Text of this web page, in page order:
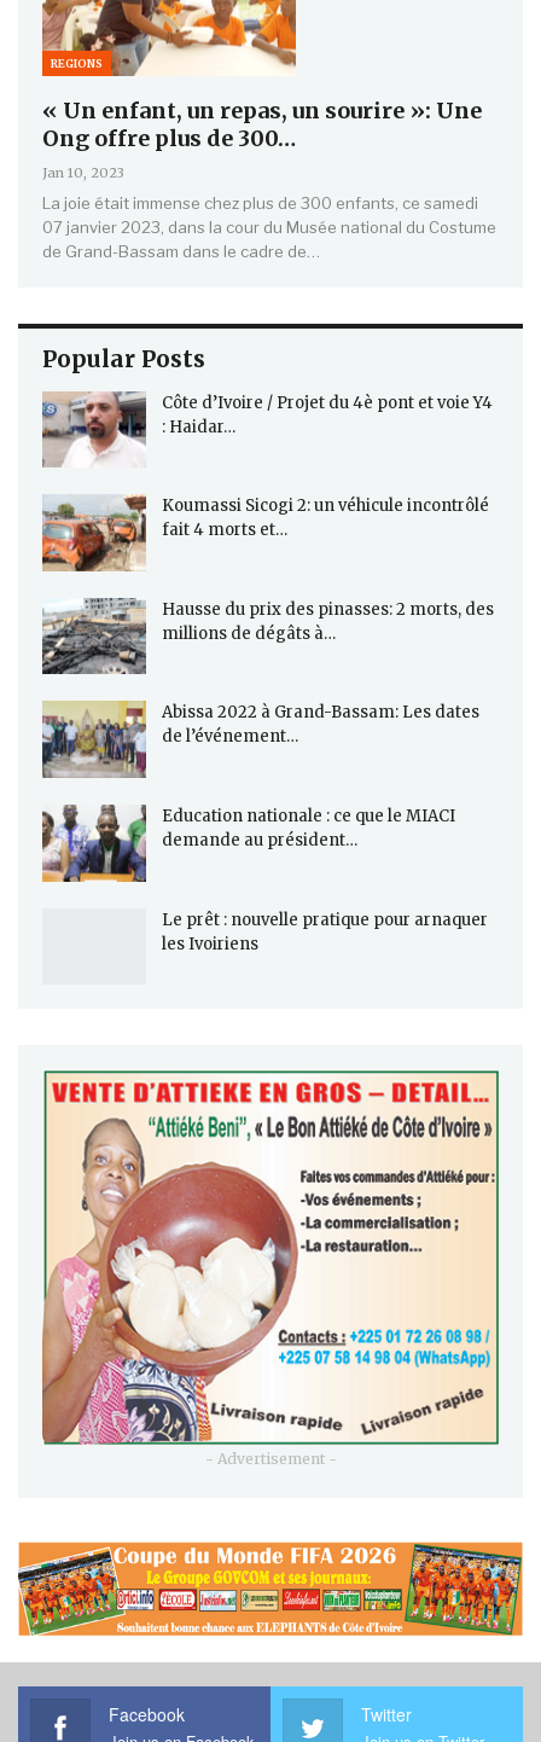
REGIONS
« Un enfant, un repas, un sourire »: Une
Ong offre plus de 300…
Jan 10, 2023
La joie était immense chez plus de 300 enfants, ce samedi
07 janvier 2023, dans la cour du Musée national du Costume
de Grand-Bassam dans le cadre de…
Popular Posts
Côte d’Ivoire / Projet du 4è pont et voie Y4
: Haidar…
Koumassi Sicogi 2: un véhicule incontrôlé
fait 4 morts et…
Hausse du prix des pinasses: 2 morts, des
millions de dégâts à…
Abissa 2022 à Grand-Bassam: Les dates
de l’événement…
Education nationale : ce que le MIACI
demande au président…
Le prêt : nouvelle pratique pour arnaquer
les Ivoiriens
- Advertisement -
Facebook Twitter